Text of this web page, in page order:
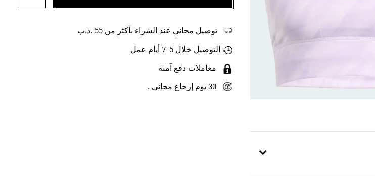
توصيل مجاني عند الشراء بأكثر من 55 .د.ب‎
التوصيل خلال 5-7 أيام عمل
معاملات دفع آمنة
30 يوم إرجاع مجاني .